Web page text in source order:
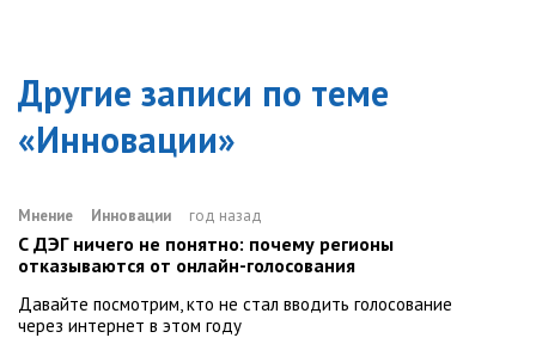
Другие записи по теме
«Инновации»
Мнение Инновации год назад
С ДЭГ ничего не понятно: почему регионы
отказываются от онлайн-голосования
Давайте посмотрим, кто не стал вводить голосование
через интернет в этом году